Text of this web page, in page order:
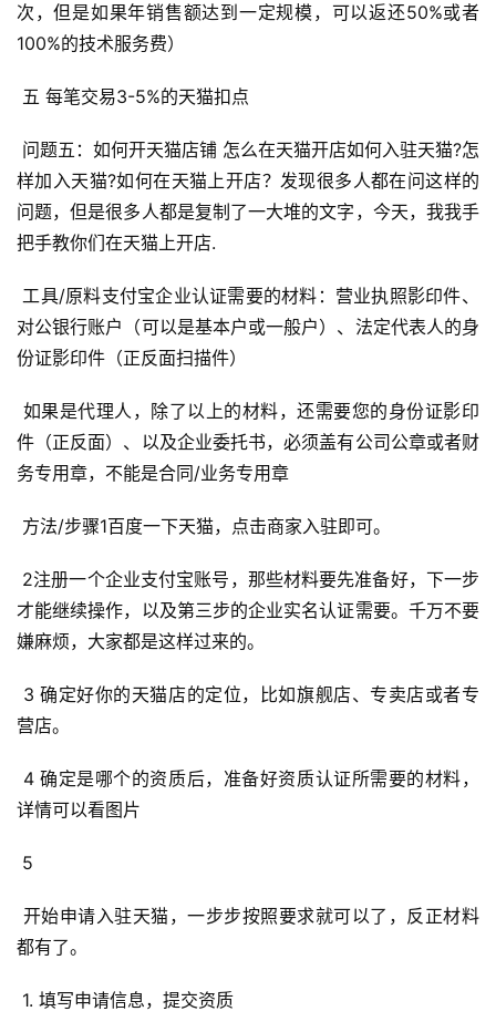
次，但是如果年销售额达到一定规模，可以返还50%或者
100%的技术服务费）
五 每笔交易3-5%的天猫扣点
样加入天猫?如何在天猫上开店？发现很多人都在问这样的
问题，但是很多人都是复制了一大堆的文字，今天，我我手
把手教你们在天猫上开店.
工具/原料支付宝企业认证需要的材料：营业执照影印件、
对公银行账户（可以是基本户或一般户）、法定代表人的身
份证影印件（正反面扫描件）
件（正反面）、以及企业委托书，必须盖有公司公章或者财
务专用章，不能是合同/业务专用章
方法/步骤1百度一下天猫，点击商家入驻即可。
才能继续操作，以及第三步的企业实名认证需要。千万不要
嫌麻烦，大家都是这样过来的。
营店。
详情可以看图片
5
都有了。
1. 填写申请信息，提交资质